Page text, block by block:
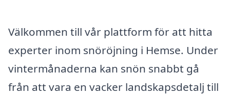
Välkommen till vår plattform för att hitta
experter inom snöröjning i Hemse. Under
vintermånaderna kan snön snabbt gå
från att vara en vacker landskapsdetalj till